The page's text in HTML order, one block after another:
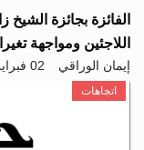
الفائزة بجائزة
اللاجئين ومواجهة
إيمان الوراقي 02 فبراير 2023 - 04:02
اتجاهات